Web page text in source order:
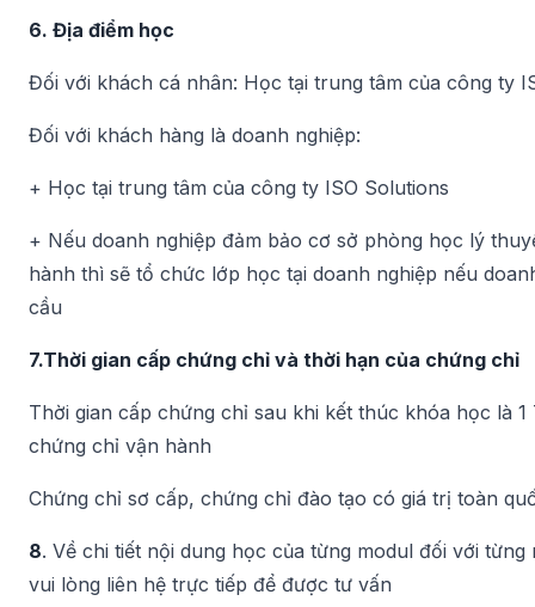
6. Địa điểm học
Đối với khách cá nhân: Học tại trung tâm của công ty
Đối với khách hàng là doanh nghiệp:
+ Học tại trung tâm của công ty ISO Solutions
+ Nếu doanh nghiệp đảm bảo cơ sở phòng học lý
hành thì sẽ tổ chức lớp học tại doanh nghiệp nếu
cầu
7.Thời gian cấp chứng chỉ và thời hạn của chứng chỉ
Thời gian cấp chứng chỉ sau khi kết thúc khóa học là
chứng chỉ vận hành
Chứng chỉ sơ cấp, chứng chỉ đào tạo có giá trị toàn
8. Về chi tiết nội dung học của từng modul đối với từng
vui lòng liên hệ trực tiếp để được tư vấn